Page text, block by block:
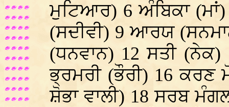
ਮੁਟਿਆਰ) 6 ਅੰਬਿਕਾ
(ਸਦੀਵੀ) 9 ਆਰਯ
(ਧਨਵਾਨ) 12 ਸਤੀ (ਨੇਕ)
ਭ੍ਰਮਰੀ (ਭੌਰੀ) 16 ਕਰਣ
ਸ਼ੋਭਾ ਵਾਲੀ) 18 ਸਰਬ